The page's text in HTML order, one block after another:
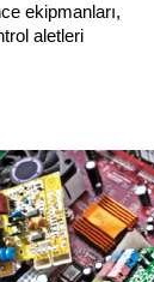
ekipmanları,
aletleri